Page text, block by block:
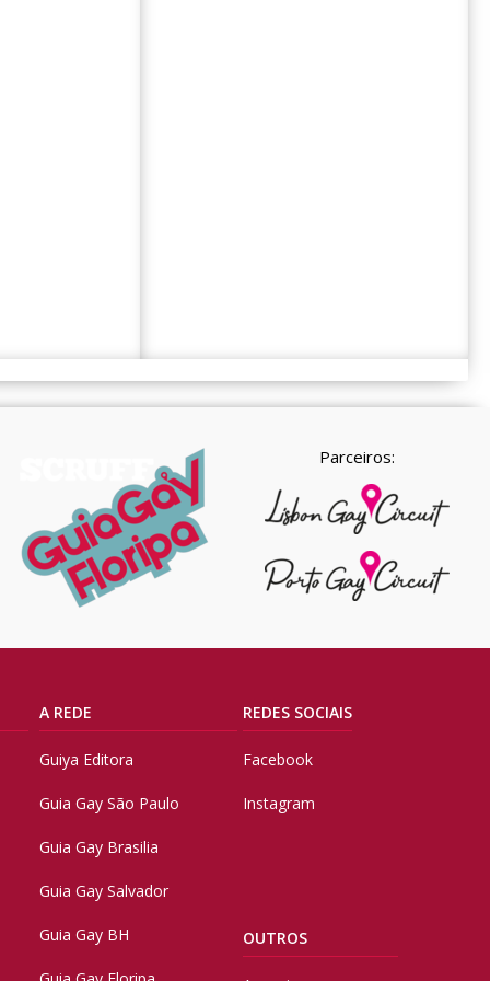
Parceiros:
A REDE
Guiya Editora
Guia Gay São Paulo
Guia Gay Brasilia
Guia Gay Salvador
Guia Gay BH
REDES SOCIAIS
Facebook
Instagram
OUTROS